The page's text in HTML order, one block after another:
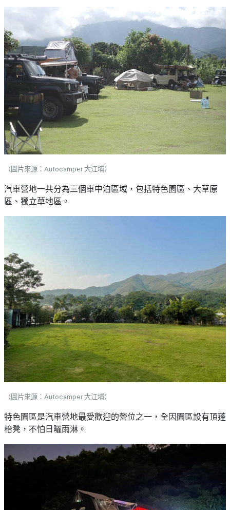
（圖片來源：Autocamper 大江埔）
汽車營地一共分為三個車中泊區域，包括特色園區、大草原
區、獨立草地區。
（圖片來源：Autocamper 大江埔）
特色園區是汽車營地最受歡迎的營位之一，全因園區設有頂蓬
枱凳，不怕日曬雨淋。